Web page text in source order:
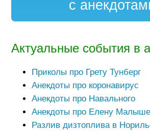
с
Актуальные события в
Приколы про Грету Тунберг
Анекдоты про коронавирус
Анекдоты про Навального
Анекдоты про Елену
Разлив дизтоплива в